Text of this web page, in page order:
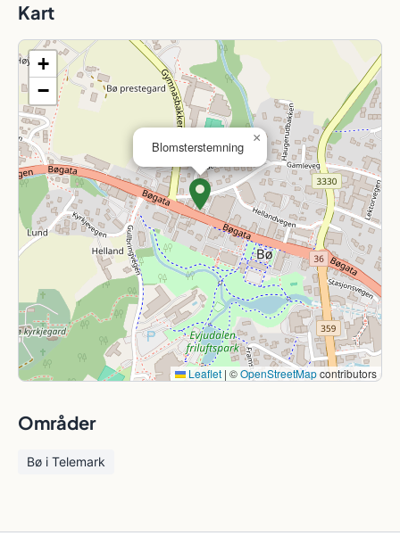
Kart
Blomsterstemning
×
+
−
Leaflet | ©OpenStreetMapcontributors
Områder
Bø i Telemark